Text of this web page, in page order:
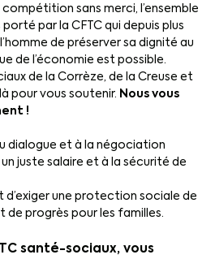
compétition sans merci, l’ensemble
par la CFTC qui depuis plus
de préserver sa dignité au
de l’économie est possible.
de la Corrèze, de la Creuse et
pour vous soutenir. Nous vous
!
dialogue et à la négociation
juste salaire et à la sécurité de
d’exiger une protection sociale de
de progrès pour les familles.
santé-sociaux, vous